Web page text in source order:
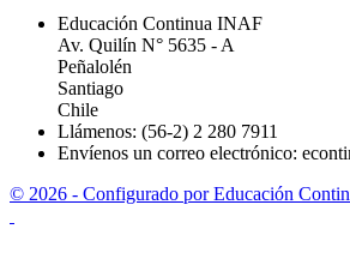
Educación Continua INAF
Av. Quilín N° 5635 - A
Peñalolén
Santiago
Chile
Llámenos: (56-2) 2 280 7911
Envíenos un correo electrónico:
© 2026 - Configurado por Educación